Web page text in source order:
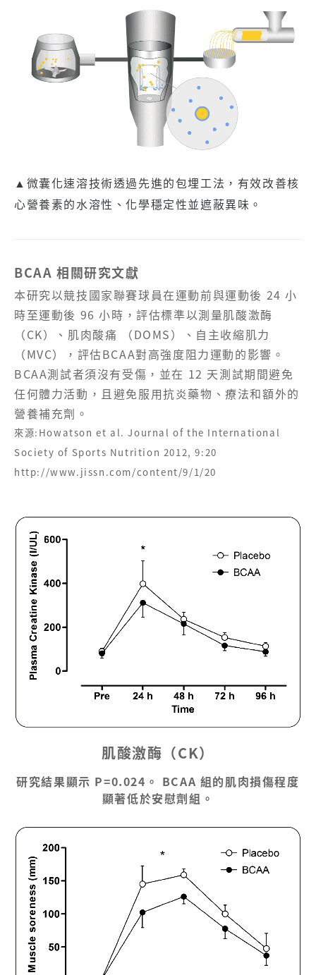
▲微囊化速溶技術透過先進的包埋工法，有效改善核
心營養素的水溶性、化學穩定性並遮蔽異味。
BCAA 相關研究文獻
本研究以競技國家聯賽球員在運動前與運動後 24 小
時至運動後 96 小時，評估標準以測量肌酸激酶
（CK）、肌肉酸痛 （DOMS）、自主收縮肌力
（MVC），評估BCAA對高強度阻力運動的影響。
BCAA測試者須沒有受傷，並在 12 天測試期間避免
任何體力活動，且避免服用抗炎藥物、療法和額外的
營養補充劑。
來源:Howatson et al. Journal of the International
Society of Sports Nutrition 2012, 9:20
http://www.jissn.com/content/9/1/20
肌酸激酶（CK）
研究結果顯示 P=0.024。 BCAA 組的肌肉損傷程度
顯著低於安慰劑組。